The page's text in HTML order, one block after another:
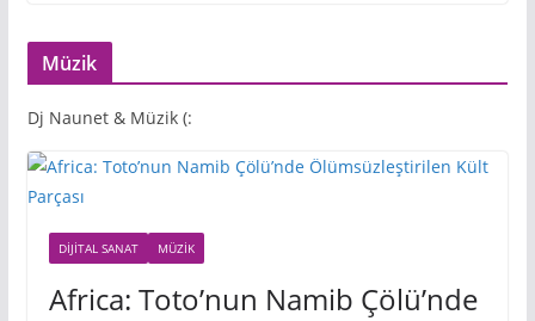
Müzik
Dj Naunet & Müzik (:
DIJITAL SANAT MÜZIK
Africa: Toto’nun Namib Çölü’nde